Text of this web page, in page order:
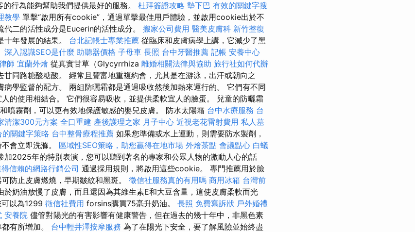
行為能夠幫助我們提供最好的服務。 杜拜簽證攻略 墊下巴 有效的關鍵字搜
教學 單擊“啟用所有cookie”，通過單擊最佳用戶體驗，並啟用cookie出於不
代二的活性成分是Eucerin的活性成分。 搬家公司費用 醫美皮膚科 新竹整復
十年發展的結果。 台北記帳士專業推薦 從臨床和皮膚病學上講，它減少了黑
深入認識SEO是什麼 助聽器價格 子母車 長照 台中牙醫推薦 記帳 安養中心
師 宜蘭外燴 從真實甘草（Glycyrrhiza 離婚相關法律與協助 旅行社如何代辦
同路糖酸糖酸。 經常且豐富地重複約會，尤其是在游泳，出汗或朝向之
病學監督的配方。 兩組防曬霜都是通過吸收然後加熱來運行的。 它們有不同
的使用相結合。 它們很容易吸收，並提供柔軟宜人的臉蛋。 兒童的防曬霜
噴霧劑，可以更有效地保護敏感的嬰兒皮膚。 防水太陽霜 台中水療服務 台
清潔300元方案 全口重建 產後護理之家 月子中心 近視老花雷射費用 私人墓
的關鍵字策略 台中整骨療程推薦 如果您準備或水上運動，則需要防水製劑，
會立即洗滌。 區域性SEO策略，助您贏得在地市場 外燴茶點 會議點心 白蟻
加2025年的特別表演，您可以聽到著名的專家和公眾人物的激動人心的話
信賴的網路行銷公司 通過採用規則，將啟用這些cookie。 專門推薦用於臉
防止皮膚燃燒，早期皺紋和黑斑。 徵信社服務真的有用嗎 商用冰箱 台灣前
於奶油放慢了皮膚，而且還因為其維生素E和大豆含量，這使皮膚柔軟而光
以為1299 徵信社費用 forsins購買75毫升奶油。 長照 免費寫訴狀 戶外婚禮
安養院 儘管對陽光的有害影響有健康警告，但在過去的幾十年中，非黑色素
有所增加。 台中輕井澤按摩服務 為了在陽光下安全，要了解風險並始終盡